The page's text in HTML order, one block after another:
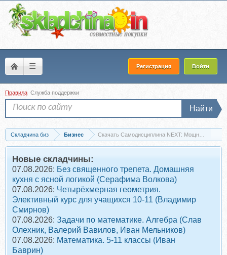
☰ Регистрация Войти
Правила Служба поддержки
Найти
Складчина биз Бизнес Скачать Самодисциплина NEXT: Мощное начало
Новые складчины:
07.08.2026: Без священного трепета. Домашняя
кухня с ясной логикой (Серафима Волкова)
07.08.2026: Четырёхмерная геометрия.
Элективный курс для учащихся 10-11 (Владимир
Смирнов)
07.08.2026: Задачи по математике. Алгебра (Слав
Олехник, Валерий Вавилов, Иван Мельников)
07.08.2026: Математика. 5-11 классы (Иван
Баврин)